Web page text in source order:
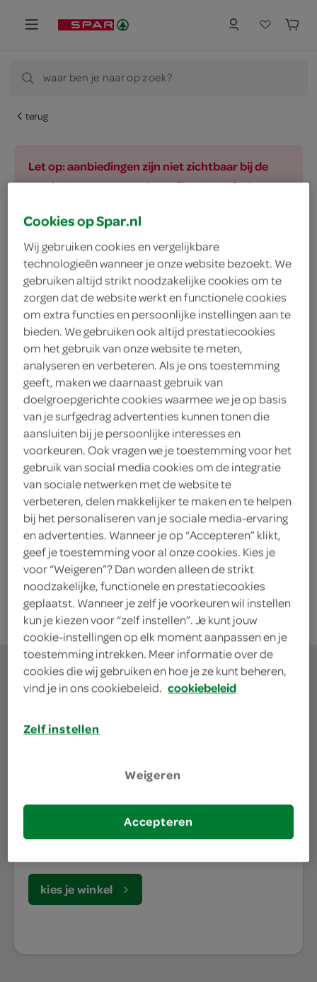
waar ben je naar op zoek?
terug
Let op: aanbiedingen zijn niet zichtbaar bij de
producten, maar worden wél automatisch
vegetarisch biologisch
filter
Verstegen paprikapoeder
38 Gram
3.45 kies je SPAR
Spar
40 Gram
0.69 kies je SPAR
paprika in de hoofdrol
waar doe jij je
jouw buurt. Het assortiment varieert per SPAR
winkel, daarom willen we graag weten waar jij je
kies je winkel
Cookies op Spar.nl
Wij gebruiken cookies en vergelijkbare
technologieën wanneer je onze website bezoekt. We
gebruiken altijd strikt noodzakelijke cookies om te
zorgen dat de website werkt en functionele cookies
om extra functies en persoonlijke instellingen aan te
bieden. We gebruiken ook altijd prestatiecookies
om het gebruik van onze website te meten,
analyseren en verbeteren. Als je ons toestemming
geeft, maken we daarnaast gebruik van
doelgroepgerichte cookies waarmee we je op basis
van je surfgedrag advertenties kunnen tonen die
aansluiten bij je persoonlijke interesses en
voorkeuren. Ook vragen we je toestemming voor het
gebruik van social media cookies om de integratie
van sociale netwerken met de website te
verbeteren, delen makkelijker te maken en te helpen
bij het personaliseren van je sociale media-ervaring
en advertenties. Wanneer je op “Accepteren” klikt,
geef je toestemming voor al onze cookies. Kies je
voor “Weigeren”? Dan worden alleen de strikt
noodzakelijke, functionele en prestatiecookies
geplaatst. Wanneer je zelf je voorkeuren wil instellen
kun je kiezen voor “zelf instellen”. Je kunt jouw
cookie-instellingen op elk moment aanpassen en je
toestemming intrekken. Meer informatie over de
cookies die wij gebruiken en hoe je ze kunt beheren,
vind je in ons cookiebeleid. cookiebeleid
Zelf instellen
Weigeren
Accepteren